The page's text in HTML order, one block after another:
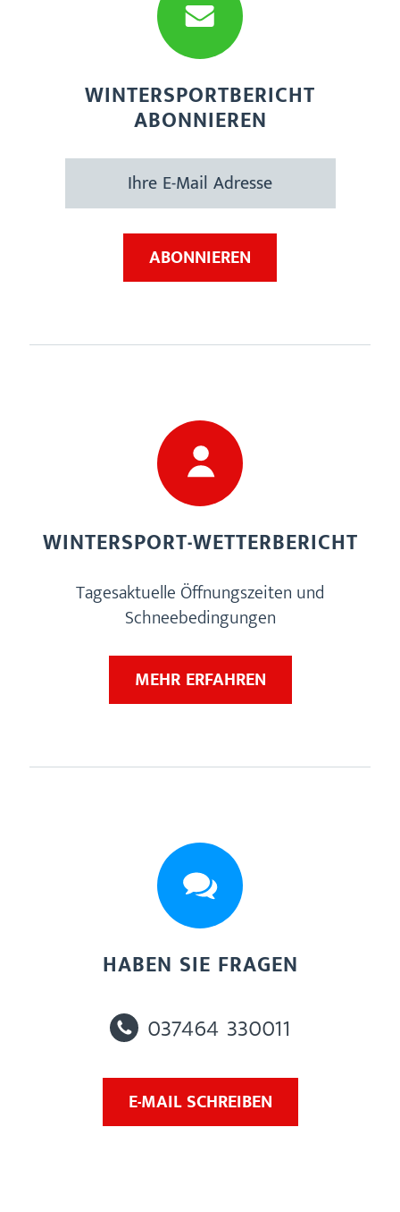
WINTERSPORTBERICHT
ABONNIEREN
ABONNIEREN
WINTERSPORT-WETTERBERICHT
Tagesaktuelle Öffnungszeiten und
Schneebedingungen
MEHR ERFAHREN
HABEN SIE FRAGEN
037464 330011
E-MAIL SCHREIBEN